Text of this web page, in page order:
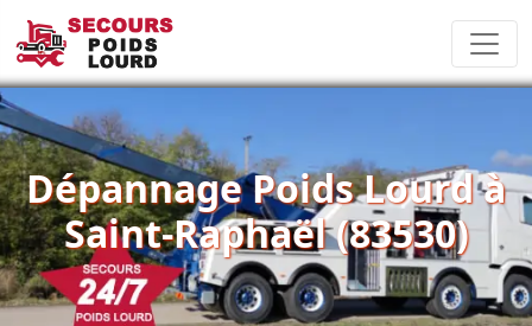
Dépannage Poids Lourd à
Saint-Raphaël (83530)